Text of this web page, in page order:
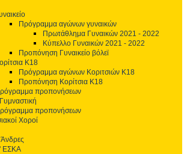
Πρόγραμμα αγώνων γυναικών
Πρωτάθλημα Γυναικών 2021 - 2022
Κύπελλο Γυναικών 2021 - 2022
Προπόνηση Γυναικείο βόλεϊ
Κ18
Πρόγραμμα αγώνων Κοριτσιών Κ18
Προπόνηση Κορίτσια Κ18
προπονήσεων
προπονήσεων
Χοροί
ΕΣΚΑ